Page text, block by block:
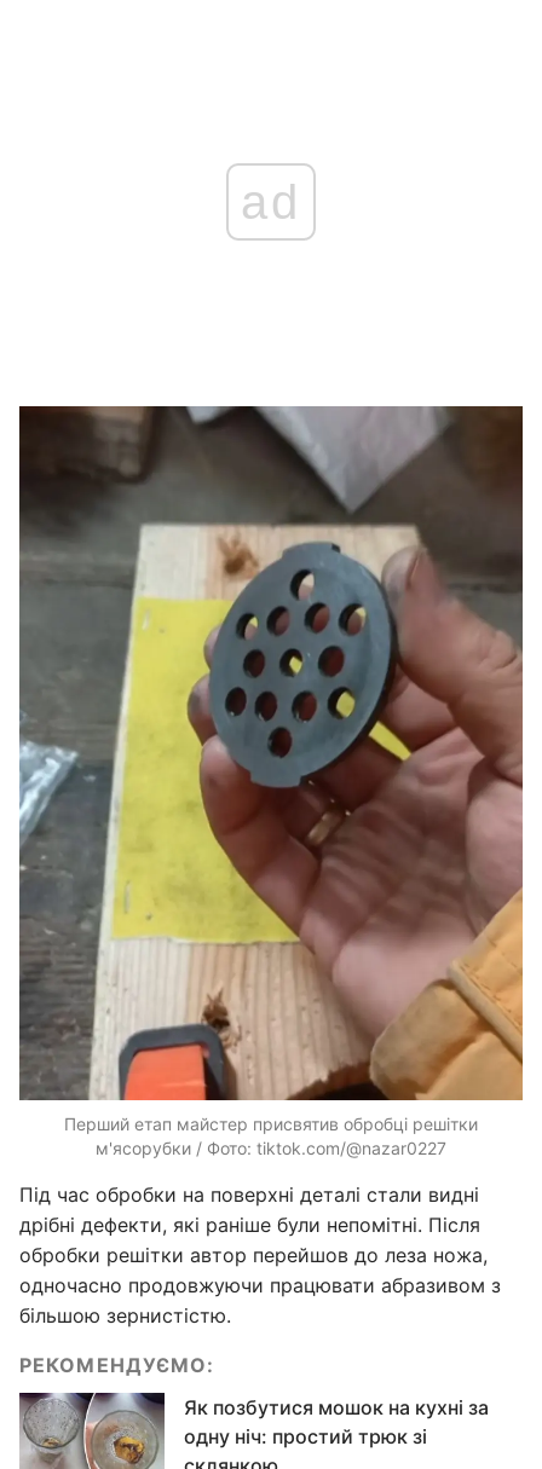
ad
Перший етап майстер присвятив обробці решітки
м'ясорубки / Фото: tiktok.com/@nazar0227
Під час обробки на поверхні деталі стали видні
дрібні дефекти, які раніше були непомітні. Після
обробки решітки автор перейшов до леза ножа,
одночасно продовжуючи працювати абразивом з
більшою зернистістю.
РЕКОМЕНДУЄМО:
Як позбутися мошок на кухні за
одну ніч: простий трюк зі